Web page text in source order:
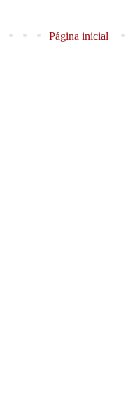
Página inicial